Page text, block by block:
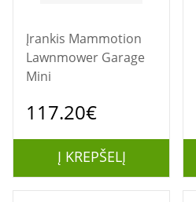
Įrankis Mammotion
Lawnmower Garage
Mini
117.20€
Į KREPŠELĮ